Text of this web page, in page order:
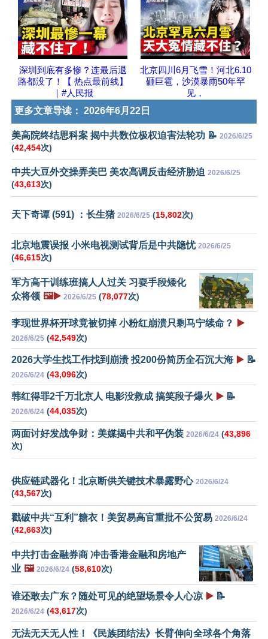
深圳到底有多惨？连最后退
路都没了！【 热点最前线】
｜#人民报
北京四川6月飞雪！河北6.10
砸巨雹，沙漠暴雨50年罕
见，
更多文章导读： 2026年6月22日
美高院终结思科案 揭中共数位极权迫害法轮功 📝 2026/6/25
(42,454次)
中共大豆外交操弄美巴 美农高调反击经济胁迫 2026/6/25
(43,613次)
天下奇谭 (591) ：长生猪 2026/6/25 (15,802次)
北京地震误报 小米电视测试背后是中共隐忧 2026/6/25
(46,615次)
军方高干训练班搞人人过关 习耍手段矮化
众将领 🖼️▶️ 2026/6/25 (78,077次)
李现世界杯开球竟被切掉 小粉红崩溃只剩马宁续命？ ▶️
2026/6/25 (42,549次)
2026大学生找工作找到崩溃 投200份简历全石沉大海 ▶️ 📝
2026/6/24 (43,096次)
韩红得罪2千万北京人 电影没救成 搞笑段子爆火 ▶️ 📝
2026/6/24 (44,035次)
两面讨好发战争财：美媒揭中共和平伪装 2026/6/24 (43,896
次)
供应链武器化！北京断供关键技术暴露野心 2026/6/24
(43,567次)
戳破中共“互利”糖衣！美贸易高官重批不公贸易 2026/6/24
(42,663次)
中共打击金融券商 冲击香港金融和房地产
业 🖼️ 2026/6/24 (58,610次)
谁还敢去广东？随处可见的绝望场景令人心凉 ▶️ 📝
2026/6/24 (43,617次)
无法无天无人性！《民族团结法》长臂伸向全球各个角落